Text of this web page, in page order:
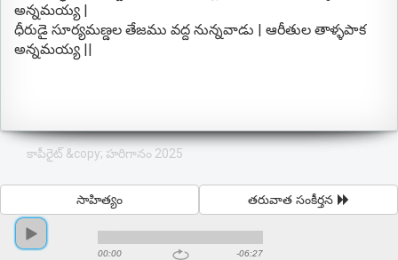
అన్నమయ్య |
ధీరుడై సూర్యమణ్డల తేజము వద్ద నున్నవాడు | ఆరీతుల తాళ్ళపాక
అన్నమయ్య ||
కాపీరైట్ &copy; హరిగానం 2025
తరువాత సంకీర్తన
సాహిత్యం
00:00 -06:27